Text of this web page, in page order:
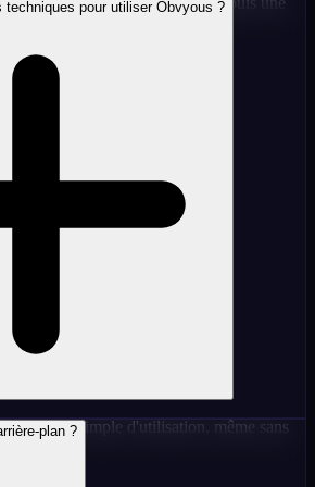
techniques pour utiliser Obvyous ?
pour être simple d'utilisation, même sans
plan ?